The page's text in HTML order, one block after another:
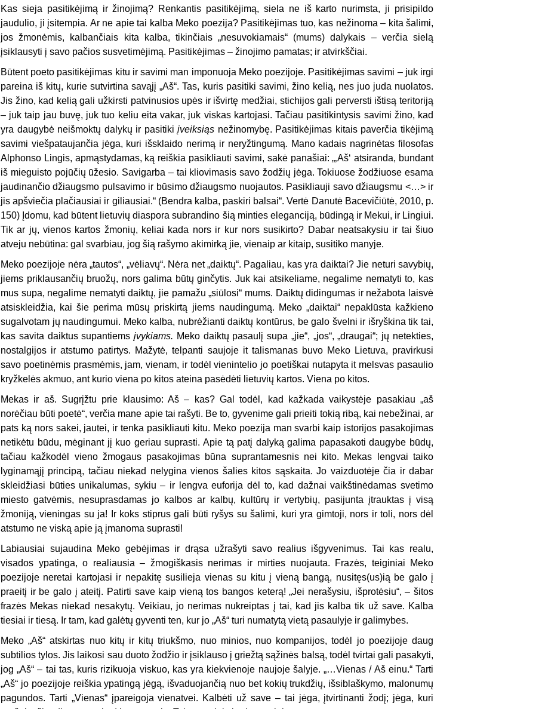
Kas sieja pasitikėjimą ir žinojimą? Renkantis pasitikėjimą, siela ne iš karto nurimsta, ji prisipildo
jaudulio, ji įsitempia. Ar ne apie tai kalba Meko poezija? Pasitikėjimas tuo, kas nežinoma – kita šalimi,
jos žmonėmis, kalbančiais kita kalba, tikinčiais „nesuvokiamais“ (mums) dalykais – verčia sielą
įsiklausyti į savo pačios susvetimėjimą. Pasitikėjimas – žinojimo pamatas; ir atvirkščiai.
Būtent poeto pasitikėjimas kitu ir savimi man imponuoja Meko poezijoje. Pasitikėjimas savimi – juk irgi
pareina iš kitų, kurie sutvirtina savąjį „Aš“. Tas, kuris pasitiki savimi, žino kelią, nes juo juda nuolatos.
Jis žino, kad kelią gali užkirsti patvinusios upės ir išvirtę medžiai, stichijos gali perversti ištisą teritoriją
– juk taip jau buvę, juk tuo keliu eita vakar, juk viskas kartojasi. Tačiau pasitikintysis savimi žino, kad
yra daugybė neišmoktų dalykų ir pasitikiįveiksiąs nežinomybę. Pasitikėjimas kitais paverčia tikėjimą
savimi viešpataujančia jėga, kuri išsklaido nerimą ir neryžtingumą. Mano kadais nagrinėtas filosofas
Alphonso Lingis, apmąstydamas, ką reiškia pasikliauti savimi, sakė panašiai: „‚Aš‘ atsiranda, bundant
iš mieguisto pojūčių ūžesio. Savigarba ­– tai kliovimasis savo žodžių jėga. Tokiuose žodžiuose esama
jaudinančio džiaugsmo pulsavimo ir būsimo džiaugsmo nuojautos. Pasikliauji savo džiaugsmu <…>ir
jis apšviečia plačiausiai ir giliausiai.“ (Bendra kalba, paskiri balsai“. Vertė Danutė Bacevičiūtė, 2010, p.
150) Įdomu, kad būtent lietuvių diaspora subrandino šią minties eleganciją, būdingą ir Mekui, ir Lingiui.
Tik ar jų, vienos kartos žmonių, keliai kada nors ir kur nors susikirto? Dabar neatsakysiu ir tai šiuo
atveju nebūtina: gal svarbiau, jog šią rašymo akimirką jie, vienaip ar kitaip, susitiko manyje.
Meko poezijoje nėra „tautos“, „vėliavų“. Nėra net „daiktų“. Pagaliau, kas yra daiktai? Jie neturi savybių,
jiems priklausančių bruožų, nors galima būtų ginčytis. Juk kai atsikeliame, negalime nematyti to, kas
mus supa, negalime nematyti daiktų, jie pamažu „siūlosi“ mums. Daiktų didingumas ir nežabota laisvė
atsiskleidžia, kaišie perima mūsų priskirtą jiems naudingumą. Meko „daiktai“ nepaklūsta kažkieno
sugalvotam jų naudingumui. Meko kalba, nubrėžianti daiktų kontūrus, be galo švelni ir išryškina tik tai,
kas savita daiktus supantiemsįvykiams. Meko daiktų pasaulį supa „jie“, „jos“, „draugai“; jų netekties,
nostalgijos ir atstumo patirtys. Mažytė, telpanti saujoje it talismanas buvo Meko Lietuva, pravirkusi
savo poetinėmis prasmėmis, jam, vienam, ir todėl vienintelio jo poetiškai nutapyta it melsvas pasaulio
kryžkelės akmuo, ant kurio viena po kitos ateina pasėdėti lietuvių kartos. Viena po kitos.
Mekas ir aš. Sugrįžtu prie klausimo: Aš – kas? Gal todėl, kad kažkada vaikystėje pasakiau „aš
norėčiau būti poetė“, verčia mane apie tai rašyti. Be to, gyvenime gali prieiti tokią ribą, kai nebežinai, ar
pats ką nors sakei, jautei, ir tenka pasikliauti kitu. Meko poezija man svarbi kaip istorijos pasakojimas
netikėtu būdu, mėginant jį kuo geriau suprasti. Apie tą patį dalyką galima papasakoti daugybe būdų,
tačiau
kažkodėl
vieno žmogaus pasakojimas būna suprantamesnis nei kito. Mekas lengvai taiko
lyginamąjį principą, tačiau niekad nelygina vienos šalies kitos sąskaita. Jo vaizduotėje čia ir dabar
skleidžiasi būties unikalumas, sykiu – ir lengva euforija dėl to, kad dažnai vaikštinėdamas svetimo
miesto gatvėmis, nesuprasdamas jo kalbos ar kalbų, kultūrų ir vertybių, pasijunta įtrauktas į visą
žmoniją, vieningas su ja! Ir koks stiprus gali būti ryšys su šalimi, kuri yra gimtoji, nors ir toli, nors dėl
atstumo ne viską apie ją įmanoma suprasti!
Labiausiai sujaudina Meko gebėjimas ir drąsa užrašyti savo realius išgyvenimus. Tai kas realu,
visados ypatinga, o realiausia – žmogiškasis nerimas ir mirties nuojauta. Frazės, teiginiai Meko
poezijoje neretai kartojasi ir nepakitę susilieja vienas su kitu į vieną bangą, nusitęs(us)ią be galo į
praeitį ir be galo į ateitį. Patirti save kaip vieną tos bangos keterą! „Jei nerašysiu, išprotėsiu“, – šitos
frazės Mekas niekad nesakytų. Veikiau, jonerimas nukreiptas į tai, kad jis kalba tik už save. Kalba
tiesiai ir tiesą. Ir tam, kad galėtų gyventi ten, kur jo „Aš“ turi numatytą vietą pasaulyje ir galimybes.
Meko „Aš“ atskirtas nuo kitų ir kitų triukšmo, nuo minios, nuo kompanijos, todėl jo poezijoje daug
subtilios tylos. Jis laikosi sau duoto žodžio ir įsiklauso į griežtą sąžinės balsą, todėl tvirtai gali pasakyti,
jog „Aš“ – tai tas, kuris rizikuoja viskuo, kas yra kiekvienoje naujoje šalyje. „…Vienas / Aš einu.“ Tarti
„Aš“ jo poezijoje reiškia ypatingą jėgą, išvaduojančią nuo bet kokių trukdžių, išsiblaškymo, malonumų
pagundos. Tarti „Vienas“ įpareigoja vienatvei. Kalbėti už save – tai jėga, įtvirtinanti žodį; jėga, kuri